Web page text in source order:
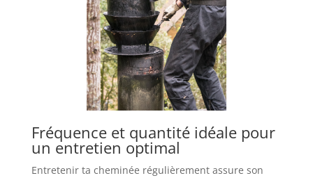
Fréquence et quantité idéale pour
un entretien optimal
Entretenir ta cheminée régulièrement assure son